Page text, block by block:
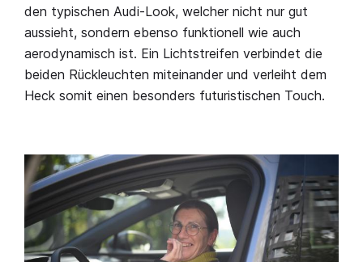
den typischen Audi-Look, welcher nicht nur gut
aussieht, sondern ebenso funktionell wie auch
aerodynamisch ist. Ein Lichtstreifen verbindet die
beiden Rückleuchten miteinander und verleiht dem
Heck somit einen besonders futuristischen Touch.